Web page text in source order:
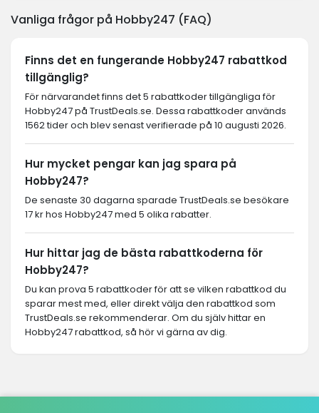
Vanliga frågor på Hobby247 (FAQ)
Finns det en fungerande Hobby247 rabattkod
tillgänglig?
För närvarandet finns det 5 rabattkoder tillgängliga för
Hobby247 på TrustDeals.se. Dessa rabattkoder används
1562 tider och blev senast verifierade på 10 augusti 2026.
Hur mycket pengar kan jag spara på
Hobby247?
De senaste 30 dagarna sparade TrustDeals.se besökare
17 kr hos Hobby247 med 5 olika rabatter.
Hur hittar jag de bästa rabattkoderna för
Hobby247?
Du kan prova 5 rabattkoder för att se vilken rabattkod du
sparar mest med, eller direkt välja den rabattkod som
TrustDeals.se rekommenderar. Om du själv hittar en
Hobby247 rabattkod, så hör vi gärna av dig.